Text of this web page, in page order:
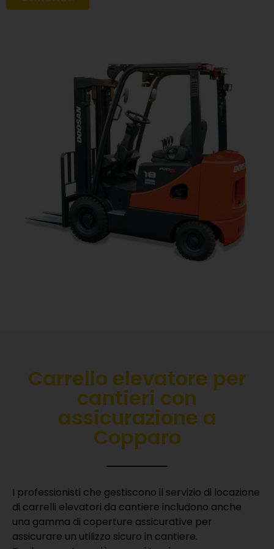
Carrello elevatore per
cantieri con
assicurazione a
Copparo
I professionisti che gestiscono il servizio di locazione
di carrelli elevatori da cantiere includono anche
una gamma di coperture assicurative per
assicurare un utilizzo sicuro in cantiere.